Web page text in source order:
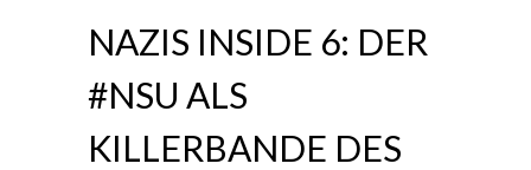
NAZIS INSIDE 6: DER
#NSU ALS
KILLERBANDE DES